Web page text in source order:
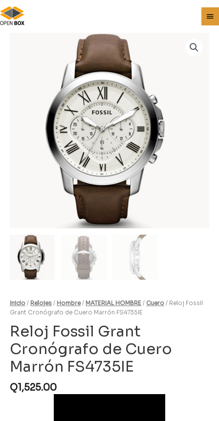
Inicio / Relojes / Hombre/ MATERIAL HOMBRE / Cuero / Reloj Fossil
Grant Cronógrafo de Cuero Marrón FS4735IE
Reloj Fossil Grant
Cronógrafo de Cuero
Marrón FS4735IE
Q1,525.00